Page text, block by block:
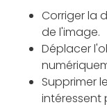
Corriger la
de l'image.
Déplacer
Supprimer
intéressent